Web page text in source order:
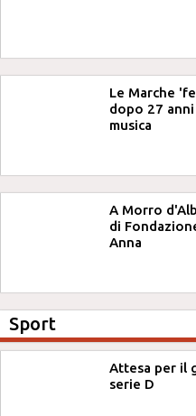
Le Marche
dopo 27
musica
A Morro
di
Anna
Sport
Attesa per il
serie D